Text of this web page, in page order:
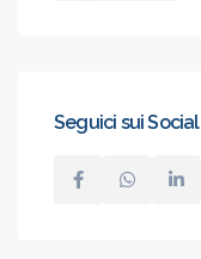
Seguici sui Social